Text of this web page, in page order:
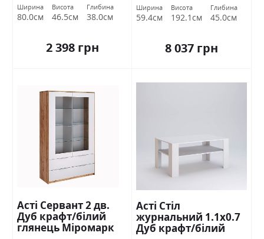
Ширина
80.0см
Висота
46.5см
Глибина
38.0см
2 398 грн
Ширина
59.4см
Висота
192.1см
Глибина
45.0см
8 037 грн
Асті Сервант 2 дв.
Дуб крафт/білий
глянець Міромарк
Асті Стіл
журнальний 1.1х0.7
Дуб крафт/білий